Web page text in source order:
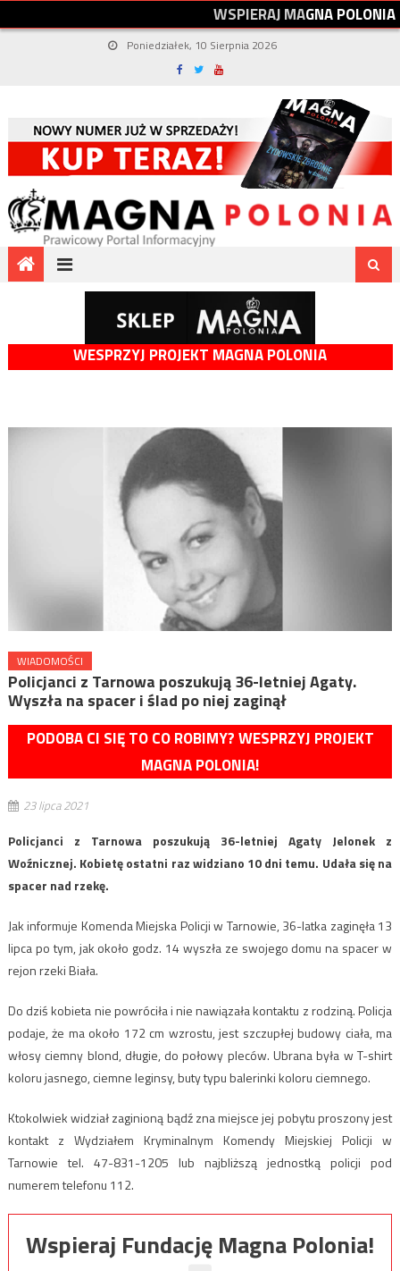
WSPIERAJMAGNAPOLONIA
Poniedziałek, 10 Sierpnia 2026
WESPRZYJ PROJEKT MAGNA POLONIA
WIADOMOŚCI
Policjanci z Tarnowa poszukują 36-letniej Agaty.
Wyszła na spacer i ślad po niej zaginął
PODOBA CI SIĘ TO CO ROBIMY? WESPRZYJ PROJEKT
MAGNA POLONIA!
23 lipca 2021
Policjanci z Tarnowa poszukują 36-letniej Agaty Jelonek z
Woźnicznej. Kobietę ostatni raz widziano 10 dni temu. Udała się na
spacer nad rzekę.
Jak informuje Komenda Miejska Policji w Tarnowie, 36-latka zaginęła 13
lipca po tym, jak około godz. 14 wyszła ze swojego domu na spacer w
rejon rzeki Biała.
Do dziś kobieta nie powróciła i nie nawiązała kontaktu z rodziną. Policja
podaje, że ma około 172 cm wzrostu, jest szczupłej budowy ciała, ma
włosy ciemny blond, długie, do połowy pleców. Ubrana była w T-shirt
koloru jasnego, ciemne leginsy, buty typu balerinki koloru ciemnego.
Ktokolwiek widział zaginioną bądź zna miejsce jej pobytu proszony jest
kontakt z Wydziałem Kryminalnym Komendy Miejskiej Policji w
Tarnowie tel. 47-831-1205 lub najbliższą jednostką policji pod
numerem telefonu 112.
Wspieraj Fundację Magna Polonia!